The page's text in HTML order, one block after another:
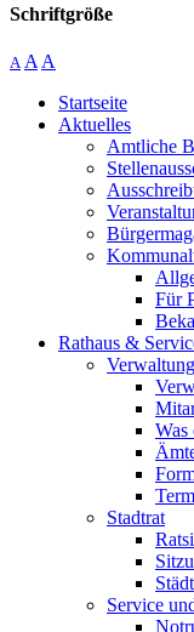
Schriftgröße
A A A
Startseite
Aktuelles
Amtliche
Für
Rathaus &
Verwaltung
Was
Stadtrat
Service